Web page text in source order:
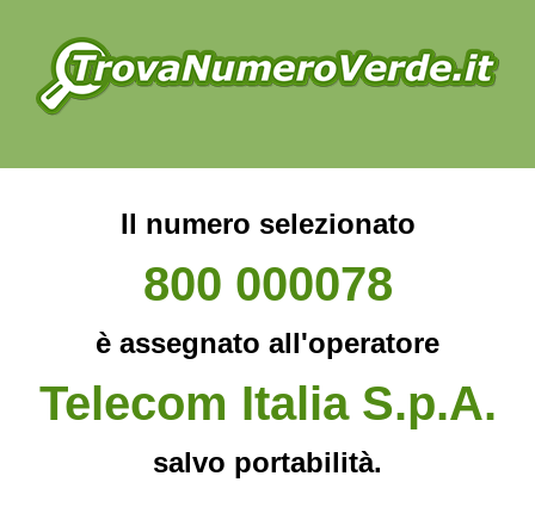
Il numero selezionato
800 000078
è assegnato all'operatore
Telecom Italia S.p.A.
salvo portabilità.